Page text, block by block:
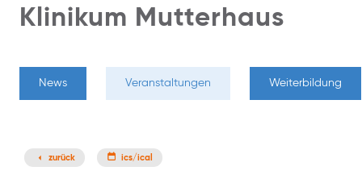
Klinikum Mutterhaus
News Veranstaltungen Weiterbildung
zurück ics/ical